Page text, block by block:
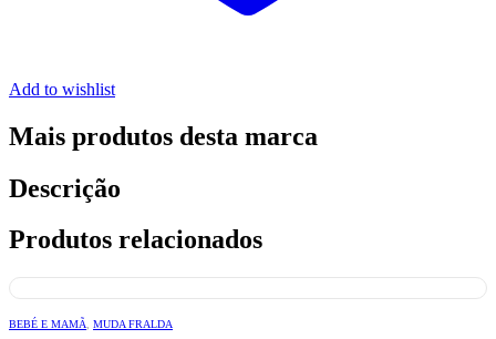
Add to wishlist
Mais produtos desta marca
Descrição
Produtos relacionados
BEBÉ E MAMÃ, MUDA FRALDA